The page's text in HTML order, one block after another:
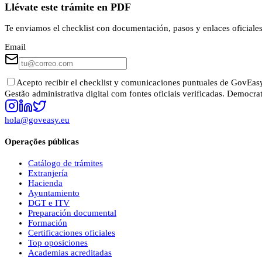
Llévate este trámite en PDF
Te enviamos el checklist con documentación, pasos y enlaces
Email
Acepto recibir el checklist y comunicaciones puntuales de
Gestão administrativa digital com fontes oficiais verificadas.
hola@goveasy.eu
Operações públicas
Catálogo de trámites
Extranjería
Hacienda
Ayuntamiento
DGT e ITV
Preparación documental
Formación
Certificaciones oficiales
Top oposiciones
Academias acreditadas